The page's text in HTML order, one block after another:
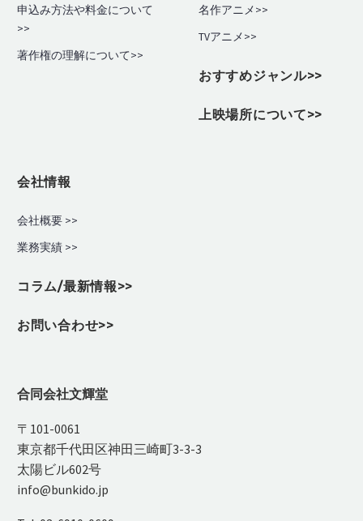
申込み方法や料金について
>>
著作権の理解について>>
名作アニメ>>
TVアニメ>>
おすすめジャンル>>
上映場所について>>
会社情報
会社概要 >>
業務実績 >>
コラム/最新情報>>
お問い合わせ>>
合同会社文輝堂
〒101-0061
東京都千代田区神田三崎町3-3-3
太陽ビル602号
info@bunkido.jp